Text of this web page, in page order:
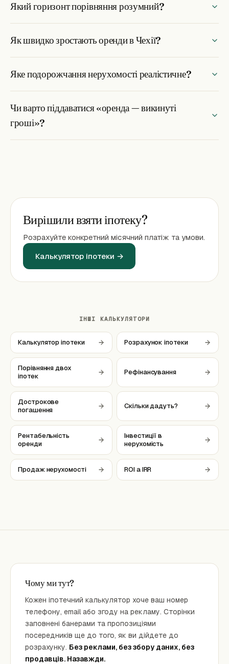
Який горизонт порівняння розумний?
Як швидко зростають оренди в Чехії?
Яке подорожчання нерухомості реалістичне?
Чи варто піддаватися «оренда — викинуті
гроші»?
Вирішили взяти іпотеку?
Розрахуйте конкретний місячний платіж та умови.
Калькулятор іпотеки →
ІНШІ КАЛЬКУЛЯТОРИ
Калькулятор іпотеки Розрахунок іпотеки
Порівняння двох
іпотек
Рефінансування
Дострокове
погашення
Скільки дадуть?
Рентабельність
оренди
Інвестиції в
нерухомість
Продаж нерухомості ROI a IRR
Чому ми тут?
Кожен іпотечний калькулятор хоче ваш номер
телефону, email або згоду на рекламу. Сторінки
заповнені банерами та пропозиціями
посередників ще до того, як ви дійдете до
розрахунку. Без реклами, без збору даних, без
продавців. Назавжди.